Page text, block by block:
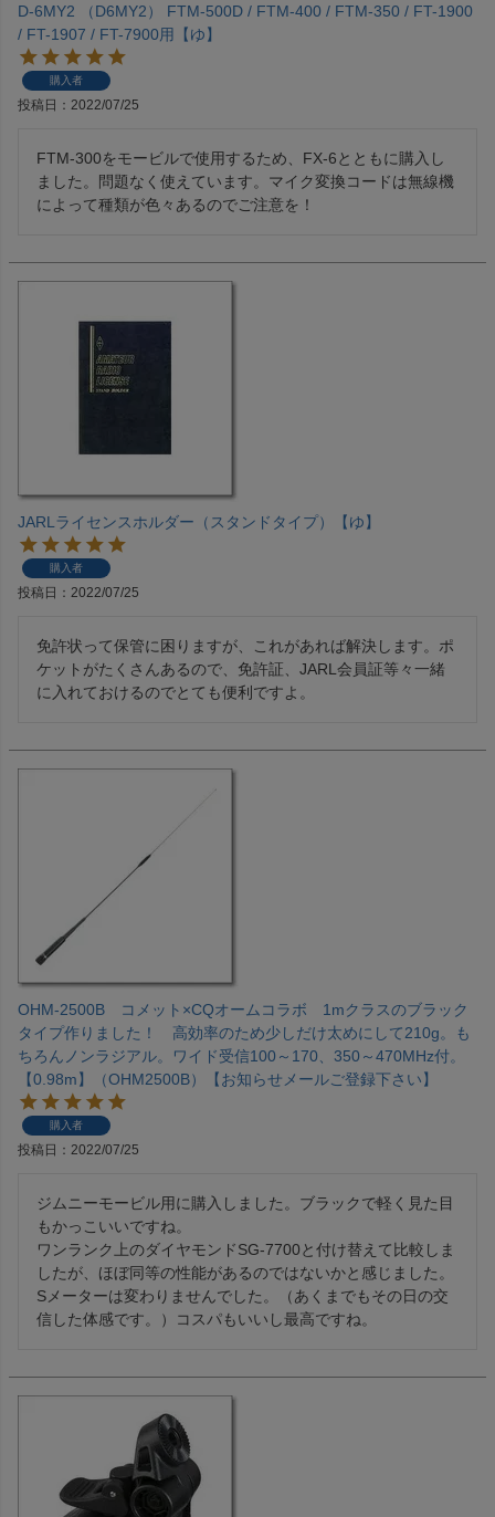
D-6MY2 （D6MY2） FTM-500D / FTM-400 / FTM-350 / FT-1900
/ FT-1907 / FT-7900用【ゆ】
購入者
投稿日 2022/07/25
FTM‐300をモービルで使用するため、FX-6とともに購入し
ました。問題なく使えています。マイク変換コードは無線機
によって種類が色々あるのでご注意を！
JARLライセンスホルダー（スタンドタイプ）【ゆ】
購入者
投稿日 2022/07/25
免許状って保管に困りますが、これがあれば解決します。ポ
ケットがたくさんあるので、免許証、JARL会員証等々一緒
に入れておけるのでとても便利ですよ。
OHM-2500B コメット×CQオームコラボ 1mクラスのブラック
タイプ作りました！ 高効率のため少しだけ太めにして210g。も
ちろんノンラジアル。ワイド受信100～170、350～470MHz付。
【0.98m】（OHM2500B）【お知らせメールご登録下さい】
購入者
投稿日 2022/07/25
ジムニーモービル用に購入しました。ブラックで軽く見た目
もかっこいいですね。
ワンランク上のダイヤモンドSG-7700と付け替えて比較しま
したが、ほぼ同等の性能があるのではないかと感じました。
Sメーターは変わりませんでした。（あくまでもその日の交
信した体感です。）コスパもいいし最高ですね。